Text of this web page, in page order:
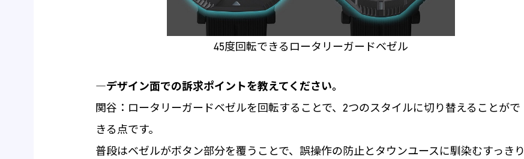
45度回転できるロータリーガードベゼル
―デザイン面での訴求ポイントを教えてください。
関谷：ロータリーガードベゼルを回転することで、2つのスタイルに切り替えることがで
きる点です。
普段はベゼルがボタン部分を覆うことで、誤操作の防止とタウンユースに馴染むすっきり